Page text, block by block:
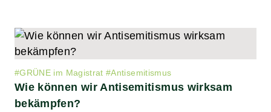
#GRÜNE im Magistrat #Antisemitismus
Wie können wir Antisemitismus wirksam
bekämpfen?